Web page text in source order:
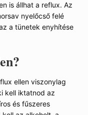
is állhat a reflux. Az
nyelőcső felé
a tünetek enyhítése
ellen viszonylag
kell iktatnod az
és fűszeres